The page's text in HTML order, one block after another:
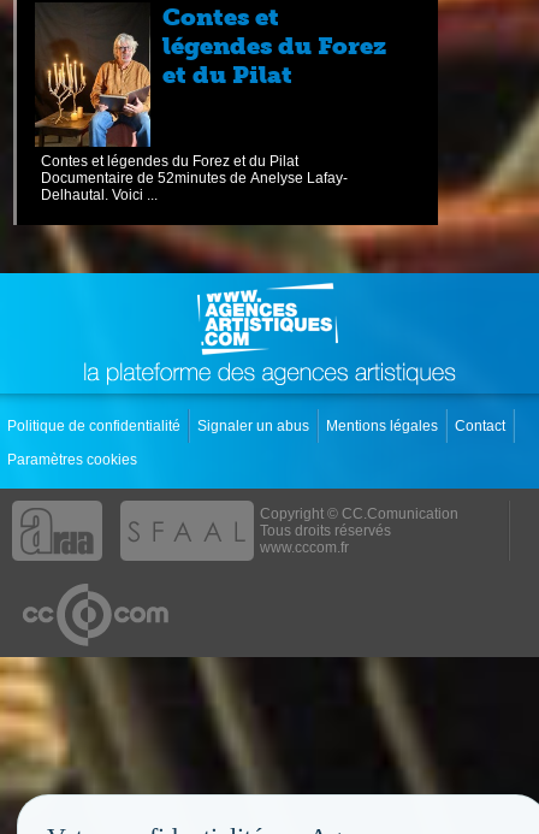
Contes et
légendes du Forez
et du Pilat
Contes et légendes du Forez et du Pilat
Documentaire de 52minutes de Anelyse Lafay-
Delhautal. Voici ...
Politique de confidentialité Signaler un abus Mentions légales
Contact
Paramètres cookies
Copyright © CC.Comunication
Tous droits réservés
www.cccom.fr